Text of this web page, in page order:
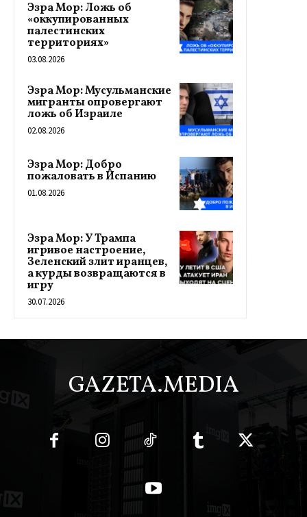
Эзра Мор: Ложь об
«оккупированных
палестинских
территориях»
03.08.2026
Эзра Мор: Мусульманские
мигранты опровергают
ложь об Израиле
02.08.2026
Эзра Мор: Добро
пожаловать в Испанию
01.08.2026
Эзра Мор: У Трампа
игривое настроение,
Зеленский злит иранцев,
а курды возвращаются в
игру
30.07.2026
GAZETA.MEDIA